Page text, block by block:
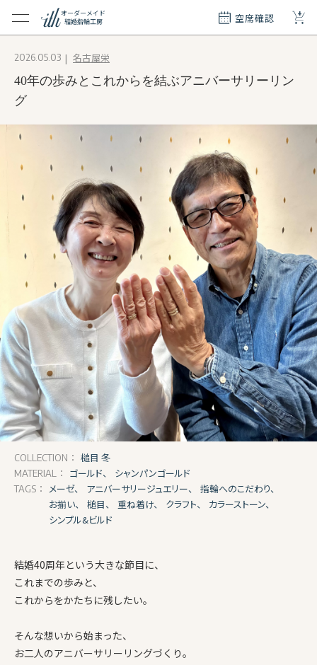
オーダーメイド
結婚指輪工房
空席確認 +
メイド
リー
2026.05.03 名古屋栄
40年の歩みとこれからを結ぶアニバーサリーリン
グ
COLLECTION： 槌目 冬
MATERIAL： ゴールド、 シャンパンゴールド
TAGS： メーゼ、 アニバーサリージュエリー、
指輪へのこだわり、
お揃い、
槌目、 重ね着け、 クラフト、
カラーストーン、
シンプル&ビルド
結婚40周年という大きな節目に、
これまでの歩みと、
これからをかたちに残したい。
そんな想いから始まった、
お二人のアニバーサリーリングづくり。